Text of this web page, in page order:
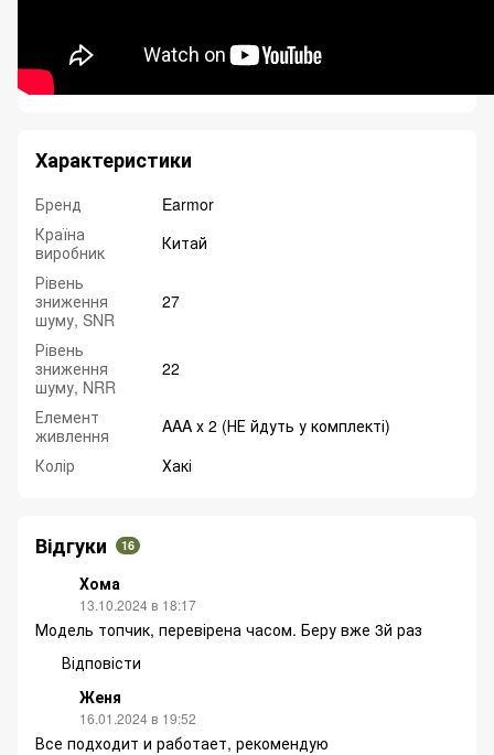
Характеристики
Бренд
Earmor
Країна
виробник
Китай
Рівень
зниження
шуму, SNR
27
Рівень
зниження
шуму, NRR
22
Елемент
живлення
AAA х 2 (НЕ йдуть у комплекті)
Колір
Хакі
Відгуки 16
Хома
13.10.2024 в 18:17
Модель топчик, перевірена часом. Беру вже 3й раз
Відповісти
Женя
16.01.2024 в 19:52
Все подходит и работает, рекомендую